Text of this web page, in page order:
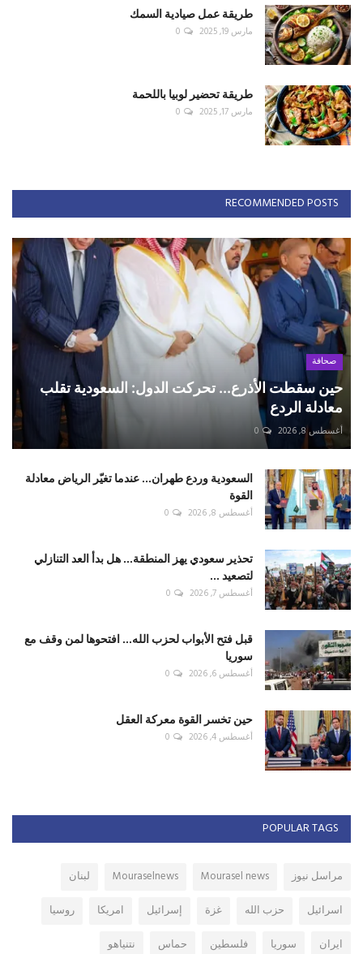
طريقة عمل صيادية السمك
مارس 19, 2025 0
طريقة تحضير لوبيا باللحمة
مارس 17, 2025 0
RECOMMENDED POSTS
صحافة
حين سقطت الأذرع... تحركت الدول: السعودية تقلب
معادلة الردع
أغسطس 8, 2026 0
السعودية وردع طهران... عندما تغيّر الرياض معادلة
القوة
أغسطس 8, 2026 0
تحذير سعودي يهز المنطقة... هل بدأ العد التنازلي
لتصعيد ...
أغسطس 7, 2026 0
قبل فتح الأبواب لحزب الله... افتحوها لمن وقف مع
سوريا
أغسطس 6, 2026 0
حين تخسر القوة معركة العقل
أغسطس 4, 2026 0
POPULAR TAGS
مراسل نيوز Mourasel news
Mouraselnews
لبنان
اسرائيل
حزب الله غزة إسرائيل امريكا
روسيا
ايران
سوريا فلسطين حماس نتنياهو